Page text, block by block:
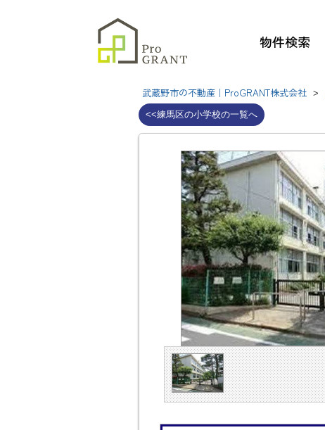
物件検索
武蔵野市の不動産｜ProGRANT株式会社 >
<<練馬区の小学校の一覧へ